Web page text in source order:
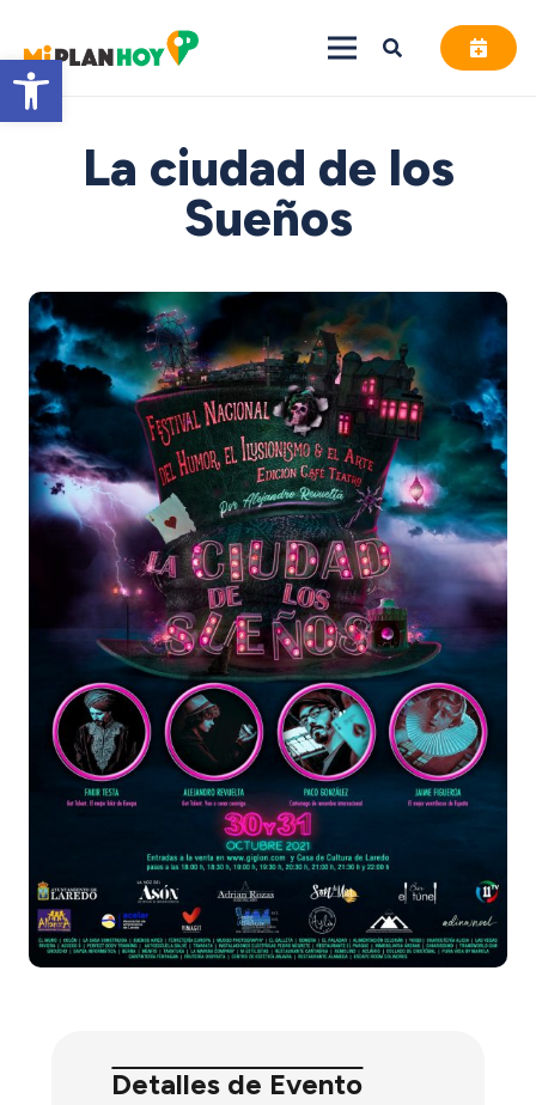
Abrir barra de herramientas
La ciudad de los
Sueños
Detalles de Evento